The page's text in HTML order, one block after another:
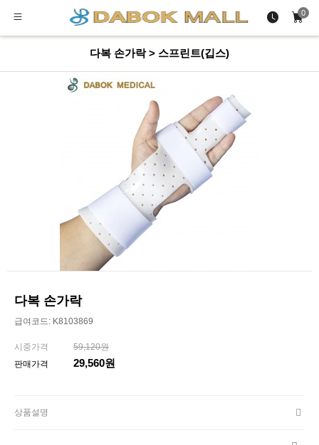
0
다복 손가락 > 스프린트(깁스)
다복 손가락
급여코드: K8103869
시중가격
59,120원
판매가격
29,560원
상품설명